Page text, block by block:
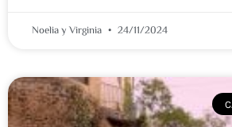
Noelia y Virginia 24/11/2024